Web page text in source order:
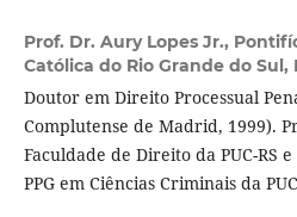
Prof. Dr. Aury Lopes Jr.,
Católica do Rio Grande do Sul,
Doutor em Direito Processual
Complutense de Madrid, 1999).
Faculdade de Direito da PUC-RS
PPG em Ciências Criminais da